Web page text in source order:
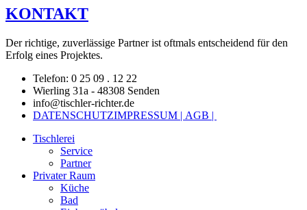
KONTAKT
Der richtige, zuverlässige Partner ist oftmals entscheidend für den
Erfolg eines Projektes.
Telefon: 0 25 09 . 12 22
Wierling 31a - 48308 Senden
info@tischler-richter.de
DATENSCHUTZIMPRESSUM | AGB |
Tischlerei
Service
Partner
Privater Raum
Küche
Bad